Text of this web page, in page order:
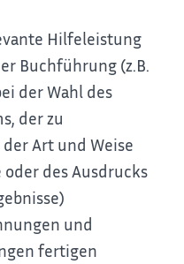
Hilfeleistung
Buchführung (z.B.
der Wahl des
der zu
Art und Weise
des Ausdrucks
und
fertigen